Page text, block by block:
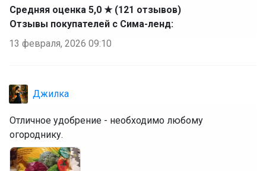
Средняя оценка 5,0 ★ (121 отзывов)
Отзывы покупателей с Сима-ленд:
13 февраля, 2026 09:10
Джилка
Отличное удобрение - необходимо любому
огороднику.